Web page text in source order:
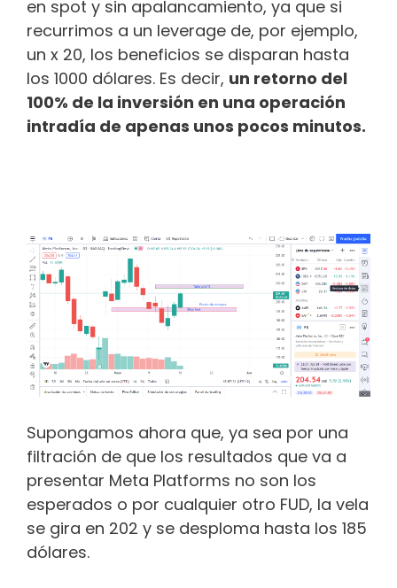
en spot y sin apalancamiento, ya que si
recurrimos a un leverage de, por ejemplo,
un x 20, los beneficios se disparan hasta
los 1000 dólares. Es decir, un retorno del
100% de la inversión en una operación
intradía de apenas unos pocos minutos.
Supongamos ahora que, ya sea por una
filtración de que los resultados que va a
presentar Meta Platforms no son los
esperados o por cualquier otro FUD, la vela
se gira en 202 y se desploma hasta los 185
dólares.